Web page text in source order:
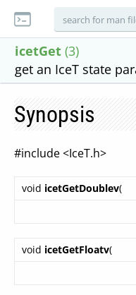
icetGet (3)
get an IceT state
Synopsis
#include <IceT.h>
void icetGetDoublev(
void icetGetFloatv(